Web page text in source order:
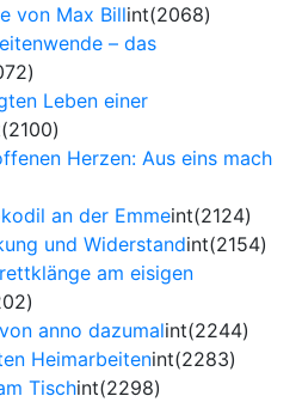
von Max Billint(2068)
– das
Leben einer
Herzen: Aus eins mach
an der Emmeint(2124)
und Widerstandint(2154)
am eisigen
anno dazumalint(2244)
Heimarbeitenint(2283)
Tischint(2298)